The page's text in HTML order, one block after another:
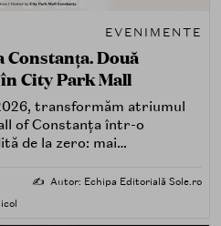
EVENIMENTE
Constanța. Două
City Park Mall
transformăm atriumul
of Constanța într-o
de la zero: mai
produse — testând,
✍️ Autor: Echipa Editorială Sole.ro